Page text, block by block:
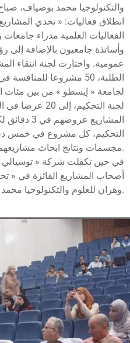
الفعاليات العلمية مدراء
وأساتذة جامعيون بالإضافة
عمومية. واختارت لجنة انتقاء
لجامعة « إيسطو » من بين مئات
لجنة التحكيم،
المشاريع
مجسمات ونتاىج ابحاث مشاريعهم العلمية في بهو المدرج الكبير.
في حين تكفلت شركة « توسيالي »
وهران للعلوم والتكنولوجيا محمد بوضياف.